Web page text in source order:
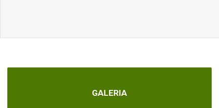
GALERIA